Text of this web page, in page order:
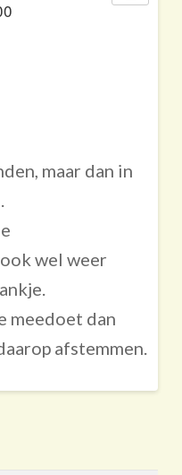
maar dan in
wel weer
meedoet dan
afstemmen.